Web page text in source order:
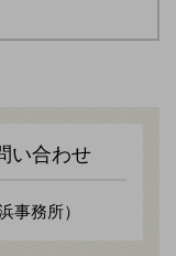
い合わせ
務所）